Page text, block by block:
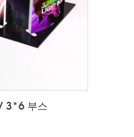
3*6 부스